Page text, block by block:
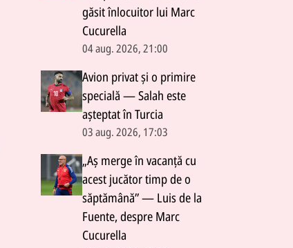
găsit înlocuitor lui Marc
Cucurella
04 aug. 2026, 21:00
Avion privat și o primire
specială — Salah este
așteptat în Turcia
03 aug. 2026, 17:03
„Aș merge în vacanță cu
acest jucător timp de o
săptămână” — Luis de la
Fuente, despre Marc
Cucurella